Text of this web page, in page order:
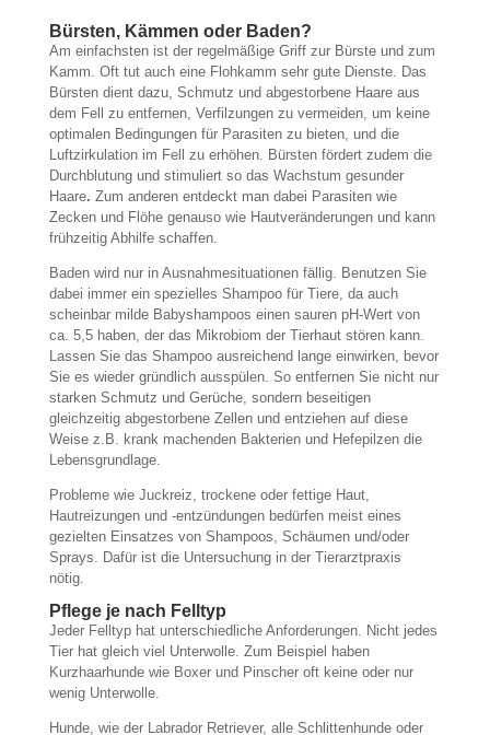
Bürsten, Kämmen oder Baden?
Am einfachsten ist der regelmäßige Griff zur Bürste und zum
Kamm. Oft tut auch eine Flohkamm sehr gute Dienste. Das
Bürsten dient dazu, Schmutz und abgestorbene Haare aus
dem Fell zu entfernen, Verfilzungen zu vermeiden, um keine
optimalen Bedingungen für Parasiten zu bieten, und die
Luftzirkulation im Fell zu erhöhen. Bürsten fördert zudem die
Durchblutung und stimuliert so das Wachstum gesunder
Haare. Zum anderen entdeckt man dabei Parasiten wie
Zecken und Flöhe genauso wie Hautveränderungen und kann
frühzeitig Abhilfe schaffen.
Baden wird nur in Ausnahmesituationen fällig. Benutzen Sie
dabei immer ein spezielles Shampoo für Tiere, da auch
scheinbar milde Babyshampoos einen sauren pH-Wert von
ca. 5,5 haben, der das Mikrobiom der Tierhaut stören kann.
Lassen Sie das Shampoo ausreichend lange einwirken, bevor
Sie es wieder gründlich ausspülen. So entfernen Sie nicht nur
starken Schmutz und Gerüche, sondern beseitigen
gleichzeitig abgestorbene Zellen und entziehen auf diese
Weise z.B. krank machenden Bakterien und Hefepilzen die
Lebensgrundlage.
Probleme wie Juckreiz, trockene oder fettige Haut,
Hautreizungen und -entzündungen bedürfen meist eines
gezielten Einsatzes von Shampoos, Schäumen und/oder
Sprays. Dafür ist die Untersuchung in der Tierarztpraxis
nötig.
Pflege je nach Felltyp
Jeder Felltyp hat unterschiedliche Anforderungen. Nicht jedes
Tier hat gleich viel Unterwolle. Zum Beispiel haben
Kurzhaarhunde wie Boxer und Pinscher oft keine oder nur
wenig Unterwolle.
Hunde, wie der Labrador Retriever, alle Schlittenhunde oder